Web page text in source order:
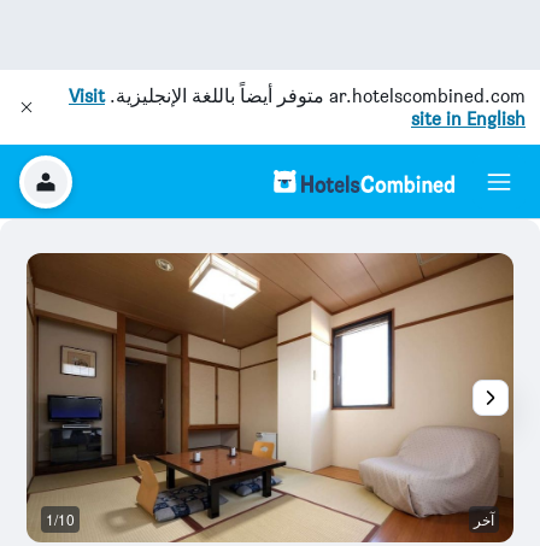
ar.hotelscombined.com متوفر أيضاً باللغة الإنجليزية.Visit
site in English
آخر 1/10